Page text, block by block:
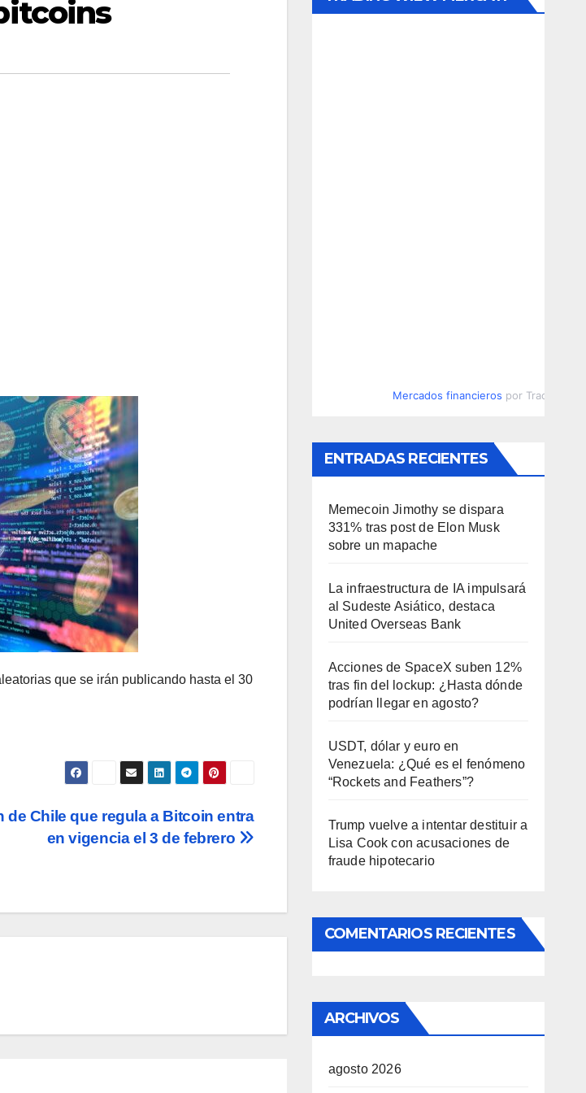
que se irán publicando hasta el 30
de Chile que regula a Bitcoin entra
en vigencia el 3 de febrero
Mercados financieros por
ENTRADAS RECIENTES
Memecoin Jimothy se dispara
331% tras post de Elon Musk
sobre un mapache
La infraestructura de IA impulsará
al Sudeste Asiático, destaca
United Overseas Bank
Acciones de SpaceX suben 12%
tras fin del lockup: ¿Hasta dónde
podrían llegar en agosto?
USDT, dólar y euro en
Venezuela: ¿Qué es el fenómeno
“Rockets and Feathers”?
Trump vuelve a intentar destituir a
Lisa Cook con acusaciones de
fraude hipotecario
COMENTARIOS RECIENTES
ARCHIVOS
agosto 2026